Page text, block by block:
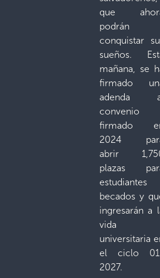
que
podrán
conquistar
sueños.
mañana, se
firmado
adenda
convenio
firmado
2024
abrir
plazas
estudiantes
becados y
ingresarán a
vida
universitaria
el ciclo
2027.